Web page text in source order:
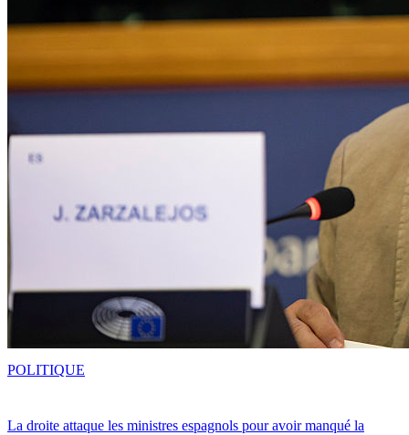
La droite attaque les ministres espagnols pour avoir manqué la
POLITIQUE